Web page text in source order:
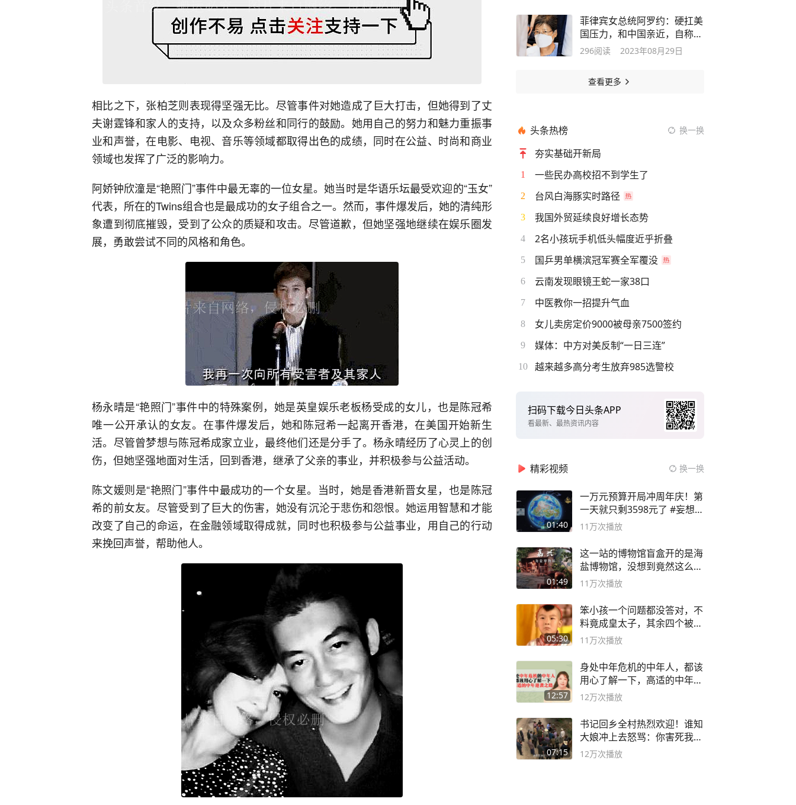
相比之下，张柏芝则表现得坚强无比。尽管事件对她造成了巨大打击，但她得到了丈
夫谢霆锋和家人的支持，以及众多粉丝和同行的鼓励。她用自己的努力和魅力重振事
业和声誉，在电影、电视、音乐等领域都取得出色的成绩，同时在公益、时尚和商业
领域也发挥了广泛的影响力。
阿娇钟欣潼是“艳照门”事件中最无辜的一位女星。她当时是华语乐坛最受欢迎的“玉女”
代表，所在的Twins组合也是最成功的女子组合之一。然而，事件爆发后，她的清纯形
象遭到彻底摧毁，受到了公众的质疑和攻击。尽管道歉，但她坚强地继续在娱乐圈发
展，勇敢尝试不同的风格和角色。
杨永晴是“艳照门”事件中的特殊案例，她是英皇娱乐老板杨受成的女儿，也是陈冠希
唯一公开承认的女友。在事件爆发后，她和陈冠希一起离开香港，在美国开始新生
活。尽管曾梦想与陈冠希成家立业，最终他们还是分手了。杨永晴经历了心灵上的创
伤，但她坚强地面对生活，回到香港，继承了父亲的事业，并积极参与公益活动。
陈文媛则是“艳照门”事件中最成功的一个女星。当时，她是香港新晋女星，也是陈冠
希的前女友。尽管受到了巨大的伤害，她没有沉沦于悲伤和怨恨。她运用智慧和才能
改变了自己的命运，在金融领域取得成就，同时也积极参与公益事业，用自己的行动
来挽回声誉，帮助他人。
菲律宾女总统阿罗约：硬扛美
国压力，和中国亲近，自称中
国儿媳妇
296阅读 2023年08月29日
查看更多
头条热榜 换一换
夯实基础开新局
1 一些民办高校招不到学生了
2 台风白海豚实时路径
3 我国外贸延续良好增长态势
4 2名小孩玩手机低头幅度近乎折叠
5 国乒男单横滨冠军赛全军覆没
6 云南发现眼镜王蛇一家38口
7 中医教你一招提升气血
8 女儿卖房定价9000被母亲7500签约
9 媒体：中方对美反制“一日三连”
10 越来越多高分考生放弃985选警校
扫码下载今日头条APP
看最新、最热资讯内容
精彩视频 换一换
01:40
一万元预算开局冲周年庆！第
一天就只剩3598元了 #妄想山
海
11万次播放
01:49
这一站的博物馆盲盒开的是海
盐博物馆，没想到竟然这么好
逛！
11万次播放
05:30
笨小孩一个问题都没答对，不
料竟成皇太子，其余四个被处
死
11万次播放
12:57
身处中年危机的中年人，都该
用心了解一下，高适的中年逆
袭之路
12万次播放
07:15
书记回乡全村热烈欢迎！谁知
大娘冲上去怒骂：你害死我儿
子
12万次播放